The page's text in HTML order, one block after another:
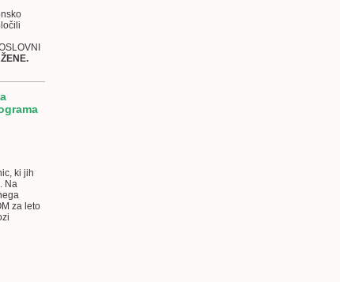
ki jih
Na
za leto